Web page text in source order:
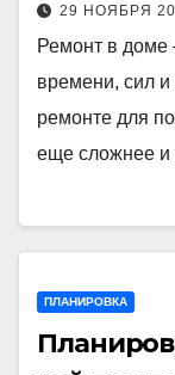
29 НОЯБРЯ
Ремонт в доме
времени, сил
ремонте для
еще сложнее и
ПЛАНИРОВКА